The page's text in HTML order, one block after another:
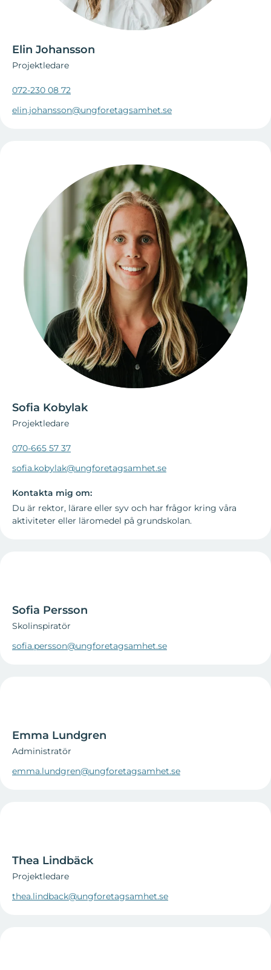
Elin Johansson
Projektledare
072-230 08 72
elin.johansson@ungforetagsamhet.se
Sofia Kobylak
Projektledare
070-665 57 37
sofia.kobylak@ungforetagsamhet.se
Kontakta mig om:
Du är rektor, lärare eller syv och har frågor kring våra
aktiviteter eller läromedel på grundskolan.
Sofia Persson
Skolinspiratör
sofia.persson@ungforetagsamhet.se
Emma Lundgren
Administratör
emma.lundgren@ungforetagsamhet.se
Thea Lindbäck
Projektledare
thea.lindback@ungforetagsamhet.se